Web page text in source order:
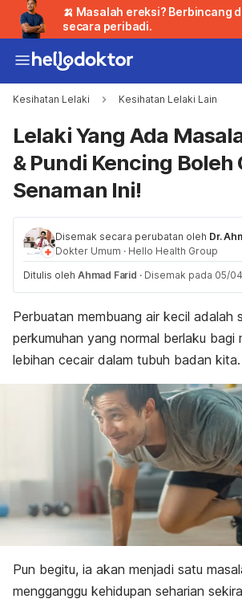
🍌 Masalah ereksi? Berbincang
secara peribadi.
Kesihatan Lelaki Kesihatan Lelaki Lain
Lelaki Yang Ada
& Pundi Kencing Boleh
Senaman Ini!
Disemak secara perubatan oleh Dr.
Dokter Umum · Hello Health Group
Ditulis oleh Ahmad Farid · Disemak pada 05/
Perbuatan membuang air kecil adalah
perkumuhan yang normal berlaku bagi
lebihan cecair dalam tubuh badan kita.
Pun begitu, ia akan menjadi satu
mengganggu kehidupan seharian